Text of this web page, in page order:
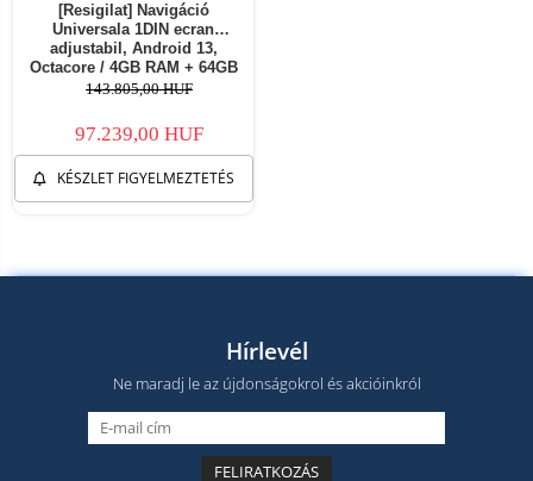
[Resigilat] Navigáció
Universala 1DIN ecran
adjustabil, Android 13,
Octacore / 4GB RAM + 64GB
ROM, 10.1 Inch - AD-
143.805,00 HUF
97.239,00 HUF
KÉSZLET FIGYELMEZTETÉS
Hírlevél
Ne maradj le az újdonságokrol és akcióinkról